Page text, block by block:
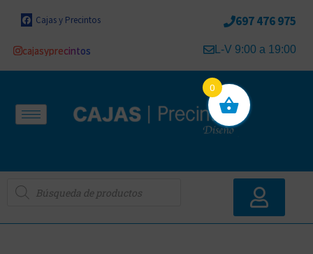
Cajas y Precintos
cajasyprecintos
697 476 975
L-V 9:00 a 19:00
0